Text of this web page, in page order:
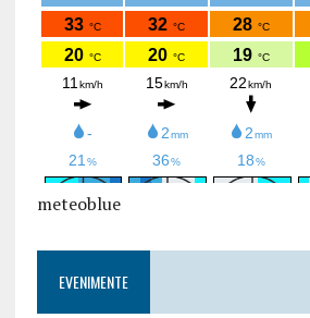
meteoblue
EVENIMENTE